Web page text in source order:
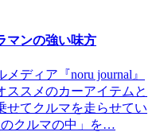
マンの強い味方
ディア『noru journal』
ススメのカーアイテムと
てクルマを走らせてい
クルマの中」を…